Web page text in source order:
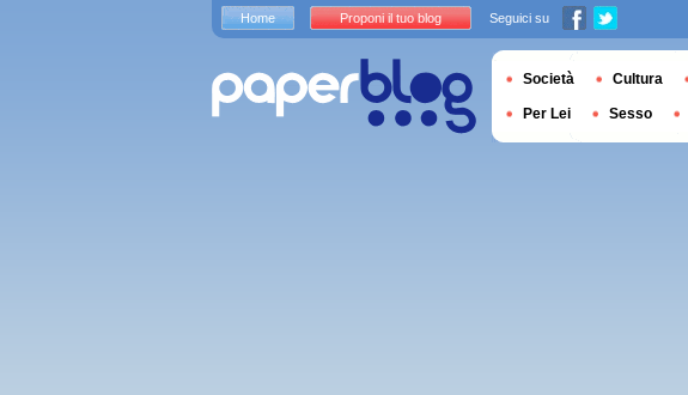
Home Proponi il tuo blog Seguici su
Società Cultura
Per Lei Sesso